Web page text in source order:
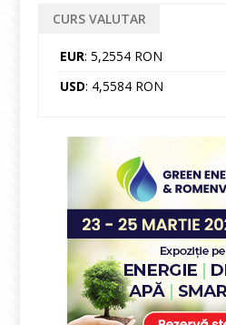
CURS VALUTAR
EUR: 5,2554 RON
USD: 4,5584 RON